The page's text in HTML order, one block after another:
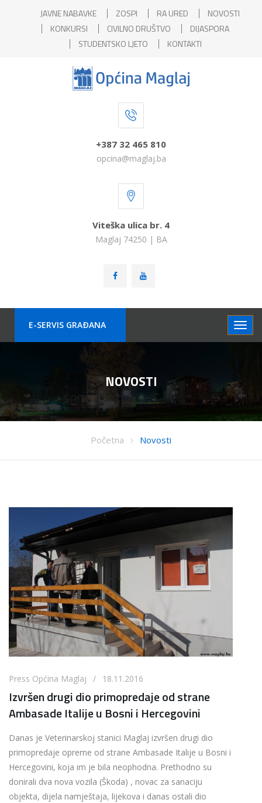
JAVNE NABAVKE ZOSPI RA URED
NOVOSTI
KONKURSI
CIVILNO DRUŠTVO
DIJASPORA
STUDENTSKO LJETO
KONTAKTI
+387 32 465 810
opcina@maglaj.ba
Viteška ulica br. 4
Maglaj 74250 | BA
E-SERVIS GRAÐANA
NOVOSTI
Početna Novosti
Press Općina Maglaj / 18.11.2016
Izvršen drugi dio primopredaje od strane
Ambasade Italije u Bosni i Hercegovini
Danas je Veterinarskoj stanici Maglaj izvršen drugi dio
primopredaje opreme od strane Ambasade Italije u Bosni i
Hercegovini, koja im je bila neophodna. Prethodno su
donirali dva nova vozila (Škoda) , novac za sanaciju
objekta, dijela namještaja, lijekova i danas ostali dio